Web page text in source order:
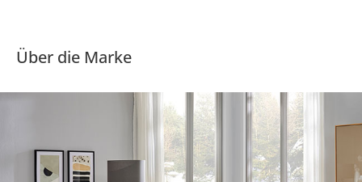
Über die Marke